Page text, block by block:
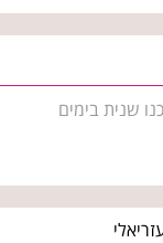
שנית בימים